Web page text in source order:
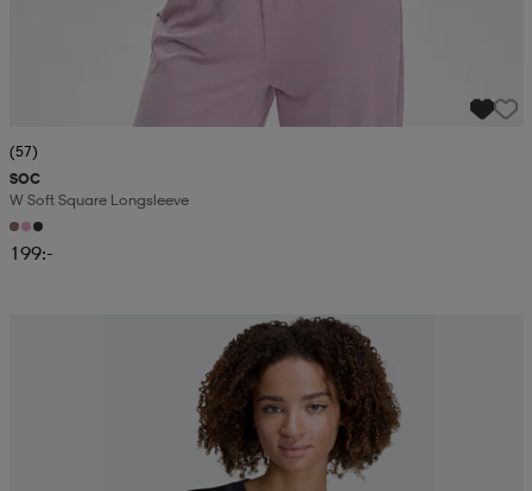
(57)
SOC
W Soft Square Longsleeve
199:-